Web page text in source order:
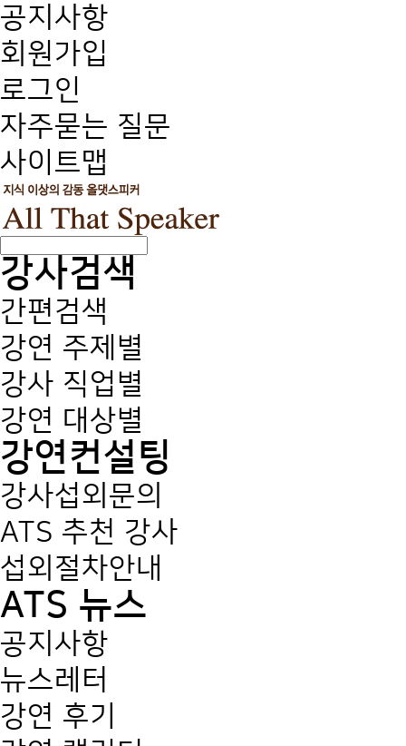
공지사항
회원가입
로그인
자주묻는 질문
사이트맵
강사검색
간편검색
강연 주제별
강사 직업별
강연 대상별
강연컨설팅
강사섭외문의
ATS 추천 강사
섭외절차안내
ATS 뉴스
공지사항
뉴스레터
강연 후기